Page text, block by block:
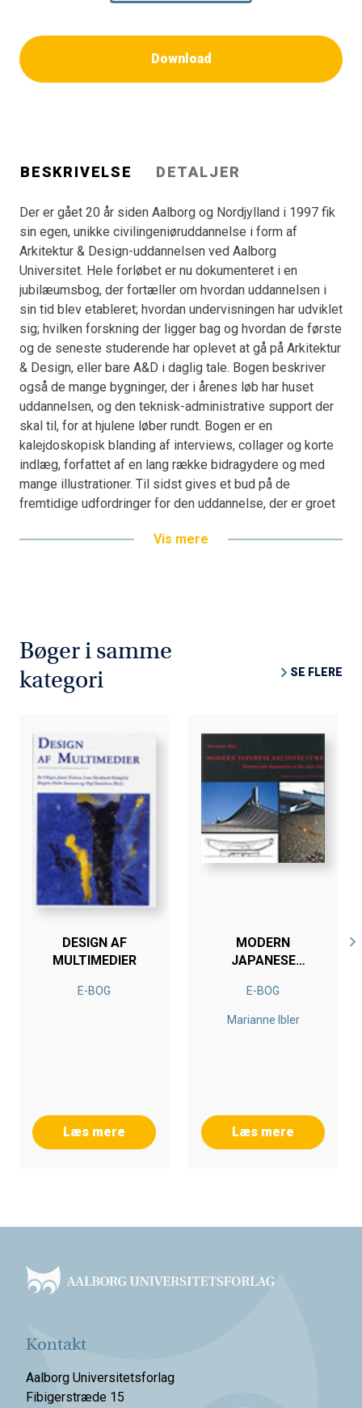
skal til, for at hjulene løber rundt. Bogen er en
kalejdoskopisk blanding af interviews, collager og korte
indlæg, forfattet af en lang række bidragydere og med
CREATE-bygning på havnefronten i Aalborg.
Download
BESKRIVELSE DETALJER
Der er gået 20 år siden Aalborg og Nordjylland i 1997 fik
sin egen, unikke civilingeniøruddannelse i form af
Arkitektur & Design-uddannelsen ved Aalborg
Universitet. Hele forløbet er nu dokumenteret i en
jubilæumsbog, der fortæller om hvordan uddannelsen i
sin tid blev etableret; hvordan undervisningen har udviklet
sig; hvilken forskning der ligger bag og hvordan de første
og de seneste studerende har oplevet at gå på Arkitektur
& Design, eller bare A&D i daglig tale. Bogen beskriver
også de mange bygninger, der i årenes løb har huset
uddannelsen, og den teknisk-administrative support der
skal til, for at hjulene løber rundt. Bogen er en
kalejdoskopisk blanding af interviews, collager og korte
indlæg, forfattet af en lang række bidragydere og med
mange illustrationer. Til sidst gives et bud på de
fremtidige udfordringer for den uddannelse, der er groet
studerende, de fleste med daglig gang i den store
Vis mere
Bøger i samme
kategori
SE FLERE
DESIGN AF
MULTIMEDIER
E-BOG
Læs mere
MODERN
JAPANESE
E-BOG
Marianne Ibler
Læs mere
Kontakt
Aalborg Universitetsforlag
Fibigerstræde 15